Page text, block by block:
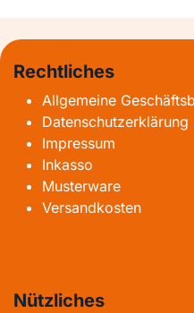
Rechtliches
Allgemeine
Datenschutzerklärung
Impressum
Inkasso
Musterware
Versandkosten
Nützliches